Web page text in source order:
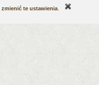
zmienić te ustawienia